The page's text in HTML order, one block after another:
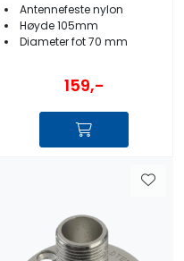
Antennefeste nylon
Høyde 105mm
Diameter fot 70 mm
159,-